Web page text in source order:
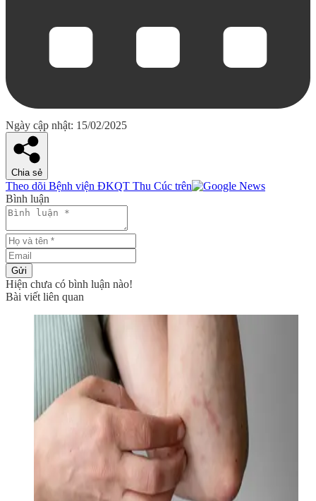
Ngày cập nhật: 15/02/2025
Chia sẻ
Theo dõi Bệnh viện ĐKQT Thu Cúc trên
Bình luận
Gửi
Hiện chưa có bình luận nào!
Bài viết liên quan